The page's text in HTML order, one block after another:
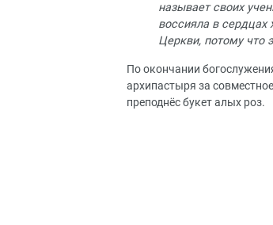
называет своих
воссияла в сердцах
Церкви, потому что
По окончании
архипастыря за
преподнёс букет алых роз.